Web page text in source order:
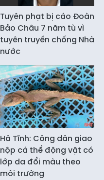
Tuyên phạt bị cáo Đoàn
Bảo Châu 7 năm tù vì
tuyên truyền chống Nhà
nước
Hà Tĩnh: Công dân giao
nộp cá thể động vật có
lớp da đổi màu theo
môi trường